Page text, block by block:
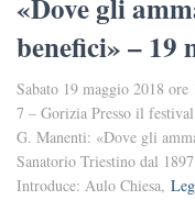
benefici» – 19
Sabato 19 maggio 2018
7 – Gorizia Presso il
G. Manenti: «Dove gli
Sanatorio Triestino dal
Introduce: Aulo Chiesa,